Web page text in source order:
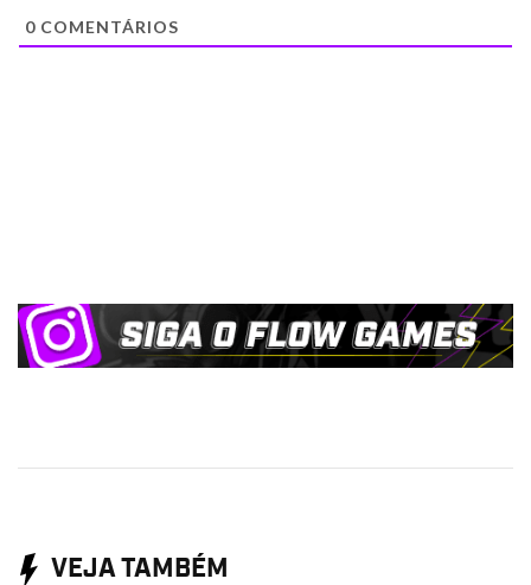
0 COMENTÁRIOS
VEJA TAMBÉM